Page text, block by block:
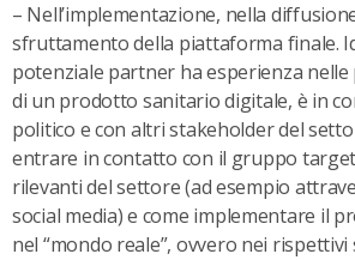
– Nell’implementazione, nella
sfruttamento della piattaforma finale.
potenziale partner ha esperienza
di un prodotto sanitario digitale, è in
politico e con altri stakeholder del
entrare in contatto con il gruppo
rilevanti del settore (ad esempio
social media) e come implementare il
nel “mondo reale”, ovvero nei